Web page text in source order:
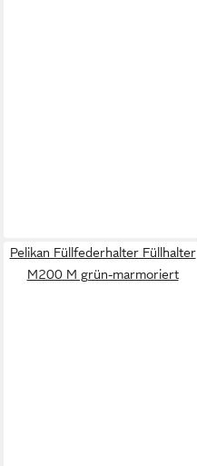
Pelikan Füllfederhalter Füllhalter
M200 M grün-marmoriert